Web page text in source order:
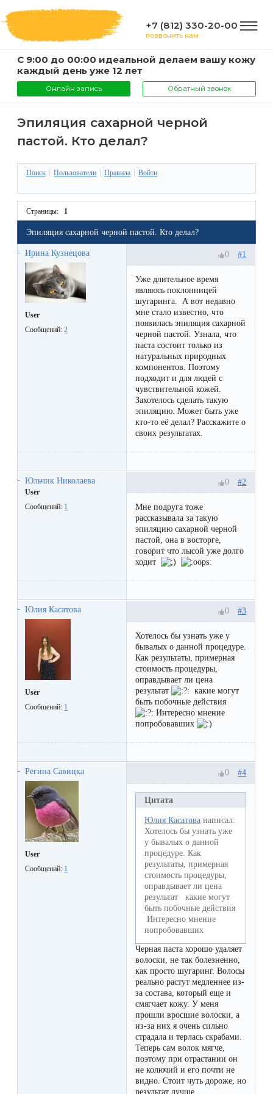
+7 (812) 330-20-00
позвонить нам
С 9:00 до 00:00 идеальной делаем вашу кожу
каждый день уже 12 лет
Онлайн запись Обратный звонок
ГЛАВНАЯ
Эпиляция
воском
Шугаринг
Мужская
депиляция
О
компании
Мастера
Отзывы
Контакты
ИНФОРМАЦИЯ
Фото
Видео
Вопросы-
ответы
ВАЖНО
Подготовка
процедуре
и
Формула-1
важным
Противопоказания
знать
перед
визитом
косметологу?
Рекомендации
КОНТАКТЫ
Эпиляция сахарной черной
пастой. Кто делал?
Поиск Пользователи Правила Войти
Страницы: 1
Эпиляция сахарной черной пастой. Кто делал?
Ирина Кузнецова
User
Сообщений:2
#1
0
Уже длительное время
являюсь поклонницей
шугаринга. А вот недавно
мне стало известно, что
появилась эпиляция сахарной
черной пастой. Узнала, что
паста состоит только из
натуральных природных
компонентов. Поэтому
подходит и для людей с
чувствительной кожей.
Захотелось сделать такую
эпиляцию. Может быть уже
кто-то её делал? Расскажите о
своих результатах.
Юльчик Николаева
User
Сообщений: 1
#2
0
Мне подруга тоже
рассказывала за такую
эпиляцию сахарной черной
пастой, она в восторге,
говорит что лысой уже долго
ходит
Юлия Касатова
User
Сообщений: 1
#3
0
Хотелось бы узнать уже у
бывалых о данной процедуре.
Как результаты, примерная
стоимость процедуры,
оправдывает ли цена
результат
какие могут
быть побочные действия
Интересно мнение
попробовавших
Регина Савицка
User
Сообщений: 1
#4
0
Цитата
Юлия Касатова написал:
Хотелось бы узнать уже
у бывалых о данной
процедуре. Как
результаты, примерная
стоимость процедуры,
оправдывает ли цена
результат какие могут
быть побочные действия
Интересно мнение
попробовавших
Черная паста хорошо удаляет
волоски, не так болезненно,
как просто шугаринг. Волосы
реально растут медленнее из-
за состава, который еще и
смягчает кожу. У меня
прошли вросшие волоски, а
из-за них я очень сильно
страдала и терлась скрабами.
Теперь сам волок мягче,
поэтому при отрастании он
не колючий и его почти не
видно. Стоит чуть дороже, но
результат лучше.